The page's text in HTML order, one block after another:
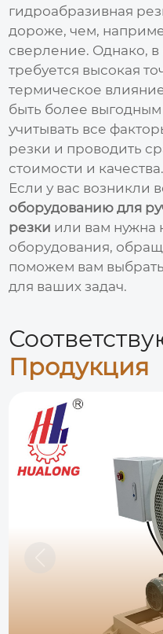
гидроабразивная
дороже, чем,
сверление. Однако, в
требуется высокая
термическое
быть более
учитывать все
резки и проводить
стоимости и качества.
Если у вас возникли
оборудованию для
резки или вам нужна
оборудования,
поможем вам
для ваших задач.
Продукция